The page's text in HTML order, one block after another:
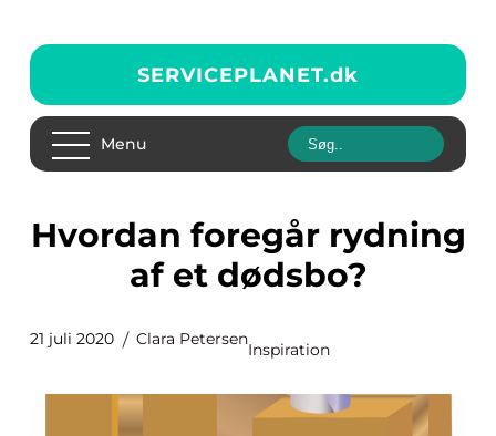
SERVICEPLANET.dk
Menu
Hvordan foregår rydning
af et dødsbo?
21 juli 2020 Clara Petersen
Inspiration